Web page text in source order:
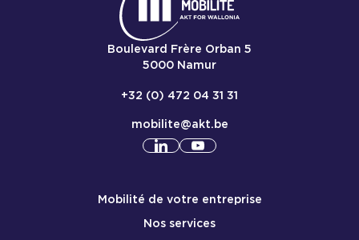
Boulevard Frère Orban 5
5000 Namur
+32 (0) 472 04 31 31
mobilite@akt.be
Consulter notre profil
Consulter notre profil
Menu de pied de page mobileMobilité de votre entreprise
Nos services